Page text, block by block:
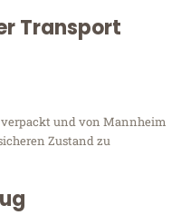
Transport
und von Mannheim
Zustand zu